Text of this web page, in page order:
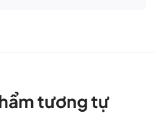
tương tự